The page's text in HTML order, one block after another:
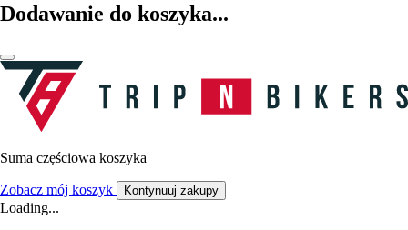
Dodawanie do koszyka...
Suma częściowa koszyka
Zobacz mój koszyk Kontynuuj zakupy
Loading...